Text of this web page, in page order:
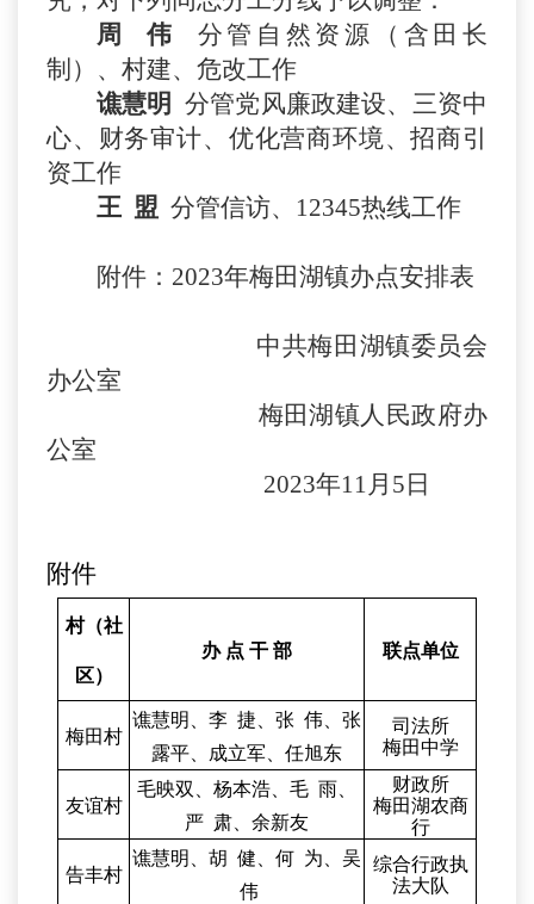
周
伟
分管自然资源（含田长
制）、村建、危改工作
谯慧明 分管党风廉政建设、三资中
心、财务审计、 优化营商环境、招商引
资工作
王 盟 分管信访、 12345热线工作
附件： 2023年梅田湖镇办点安排表
中共梅田湖镇委员会
办公室
梅田湖镇人民政府办
公室
2023年11月 5 日
附件
村（社
区）
办 点 干 部 联点单位
梅田村
谯慧明、李 捷、张 伟、张
露平、成立军、任旭东
司法所
梅田中学
友谊村
毛映双、杨本浩、毛 雨、
严 肃、余新友
财政所
梅田湖农商
行
告丰村
谯慧明、胡 健、何 为、吴
伟
综合行政执
法大队